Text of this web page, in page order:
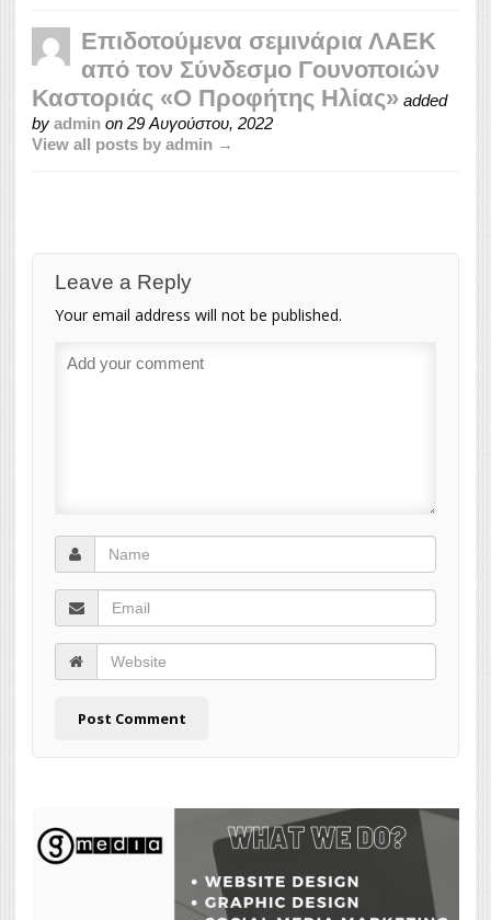
Επιδοτούμενα σεμινάρια ΛΑΕΚ
από τον Σύνδεσμο Γουνοποιών
Καστοριάς «Ο Προφήτης Ηλίας» added
by admin on 29 Αυγούστου, 2022
View all posts by admin →
Leave a Reply
Your email address will not be published.